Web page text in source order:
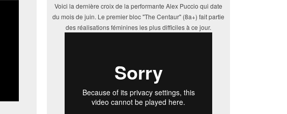
Voici la dernière croix de la performante Alex Puccio qui date
du mois de juin. Le premier bloc "The Centaur" (8a+) fait partie
des réalisations féminines les plus difficiles à ce jour.